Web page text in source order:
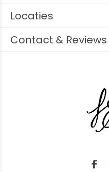
Locaties
Contact & Reviews